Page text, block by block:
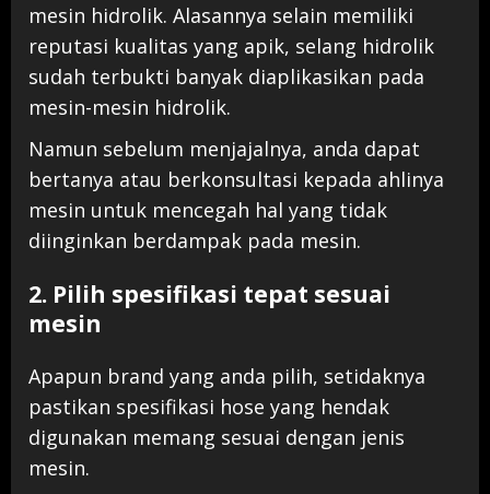
mesin hidrolik. Alasannya selain memiliki
reputasi kualitas yang apik, selang hidrolik
sudah terbukti banyak diaplikasikan pada
mesin-mesin hidrolik.
Namun sebelum menjajalnya, anda dapat
bertanya atau berkonsultasi kepada ahlinya
mesin untuk mencegah hal yang tidak
diinginkan berdampak pada mesin.
2. Pilih spesifikasi tepat sesuai
mesin
Apapun brand yang anda pilih, setidaknya
pastikan spesifikasi hose yang hendak
digunakan memang sesuai dengan jenis
mesin.